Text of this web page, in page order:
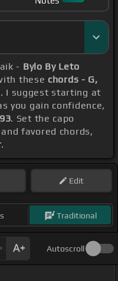
- Bylo By Leto
these chords - G,
I suggest starting at
you gain confidence,
. Set the capo
favored chords,
.
Edit
Traditional
Autoscroll